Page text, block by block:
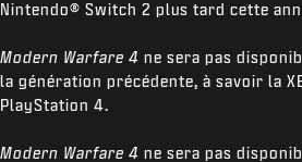
Nintendo® Switch 2 plus tard cette
Modern Warfare 4 ne sera pas
la génération précédente, à savoir la
PlayStation 4.
Modern Warfare 4 ne sera pas